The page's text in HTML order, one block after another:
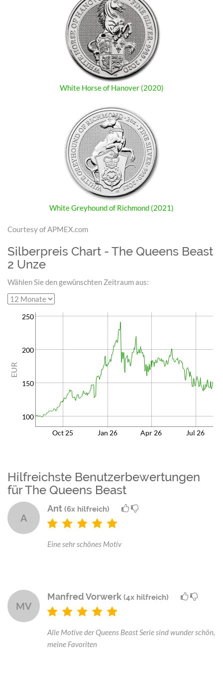
White Horse of Hanover (2020)
White Greyhound of Richmond (2021)
Courtesy of APMEX.com
Silberpreis Chart - The Queens Beast
2 Unze
Wählen Sie den gewünschten Zeitraum aus:
100
150
200
250
Oct 25 Jan 26 Apr 26 Jul 26
EUR
Hilfreichste Benutzerbewertungen
für The Queens Beast
A
Ant (6x hilfreich)
Eine sehr schönes Motiv
MV
Manfred Vorwerk (4x hilfreich)
Alle Motive der Queens Beast Serie sind wunder schön,
meine Favoriten